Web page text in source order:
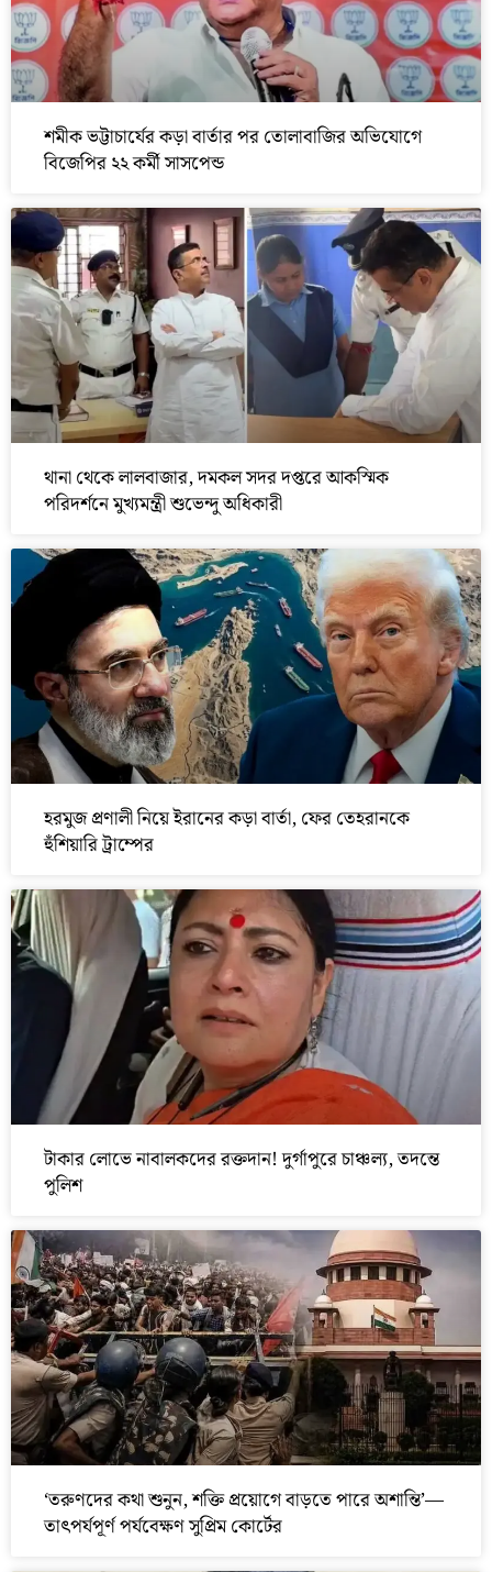
শমীক ভট্টাচার্যের কড়া বার্তার পর তোলাবাজির অভিযোগে
বিজেপির ২২ কর্মী সাসপেন্ড
থানা থেকে লালবাজার, দমকল সদর দপ্তরে আকস্মিক
পরিদর্শনে মুখ্যমন্ত্রী শুভেন্দু অধিকারী
হরমুজ প্রণালী নিয়ে ইরানের কড়া বার্তা, ফের তেহরানকে
হুঁশিয়ারি ট্রাম্পের
টাকার লোভে নাবালকদের রক্তদান! দুর্গাপুরে চাঞ্চল্য, তদন্তে
পুলিশ
‘তরুণদের কথা শুনুন, শক্তি প্রয়োগে বাড়তে পারে অশান্তি’—
তাৎপর্যপূর্ণ পর্যবেক্ষণ সুপ্রিম কোর্টের